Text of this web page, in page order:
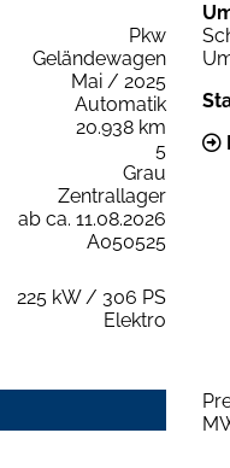
Pkw
Geländewagen
Mai / 2025
Automatik
20.938 km
5
Grau
Zentrallager
ab ca. 11.08.2026
A050525
225 kW / 306 PS
Elektro